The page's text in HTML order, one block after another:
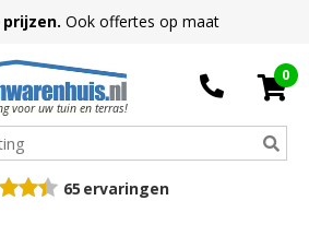
prijzen. Ook offertes op maat
voor uw tuin en terras!
0
65 ervaringen